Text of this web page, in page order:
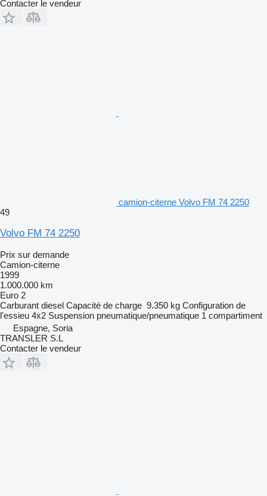
Contacter le vendeur
camion-citerne Volvo FM 74 2250
49
Volvo FM 74 2250
Prix sur demande
Camion-citerne
1999
1.000.000 km
Euro 2
Carburant diesel Capacité de charge 9.350 kg Configuration de
l'essieu 4x2 Suspension pneumatique/pneumatique 1 compartiment
Espagne, Soria
TRANSLER S.L
Contacter le vendeur